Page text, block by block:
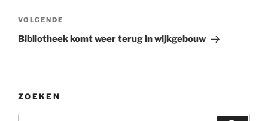
Volgend
bericht
VOLGENDE
Bibliotheek komt weer terug in wijkgebouw
ZOEKEN